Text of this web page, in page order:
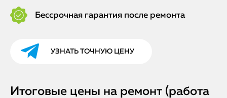
Бессрочная гарантия после ремонта
УЗНАТЬ ТОЧНУЮ ЦЕНУ
Итоговые цены на ремонт (работа